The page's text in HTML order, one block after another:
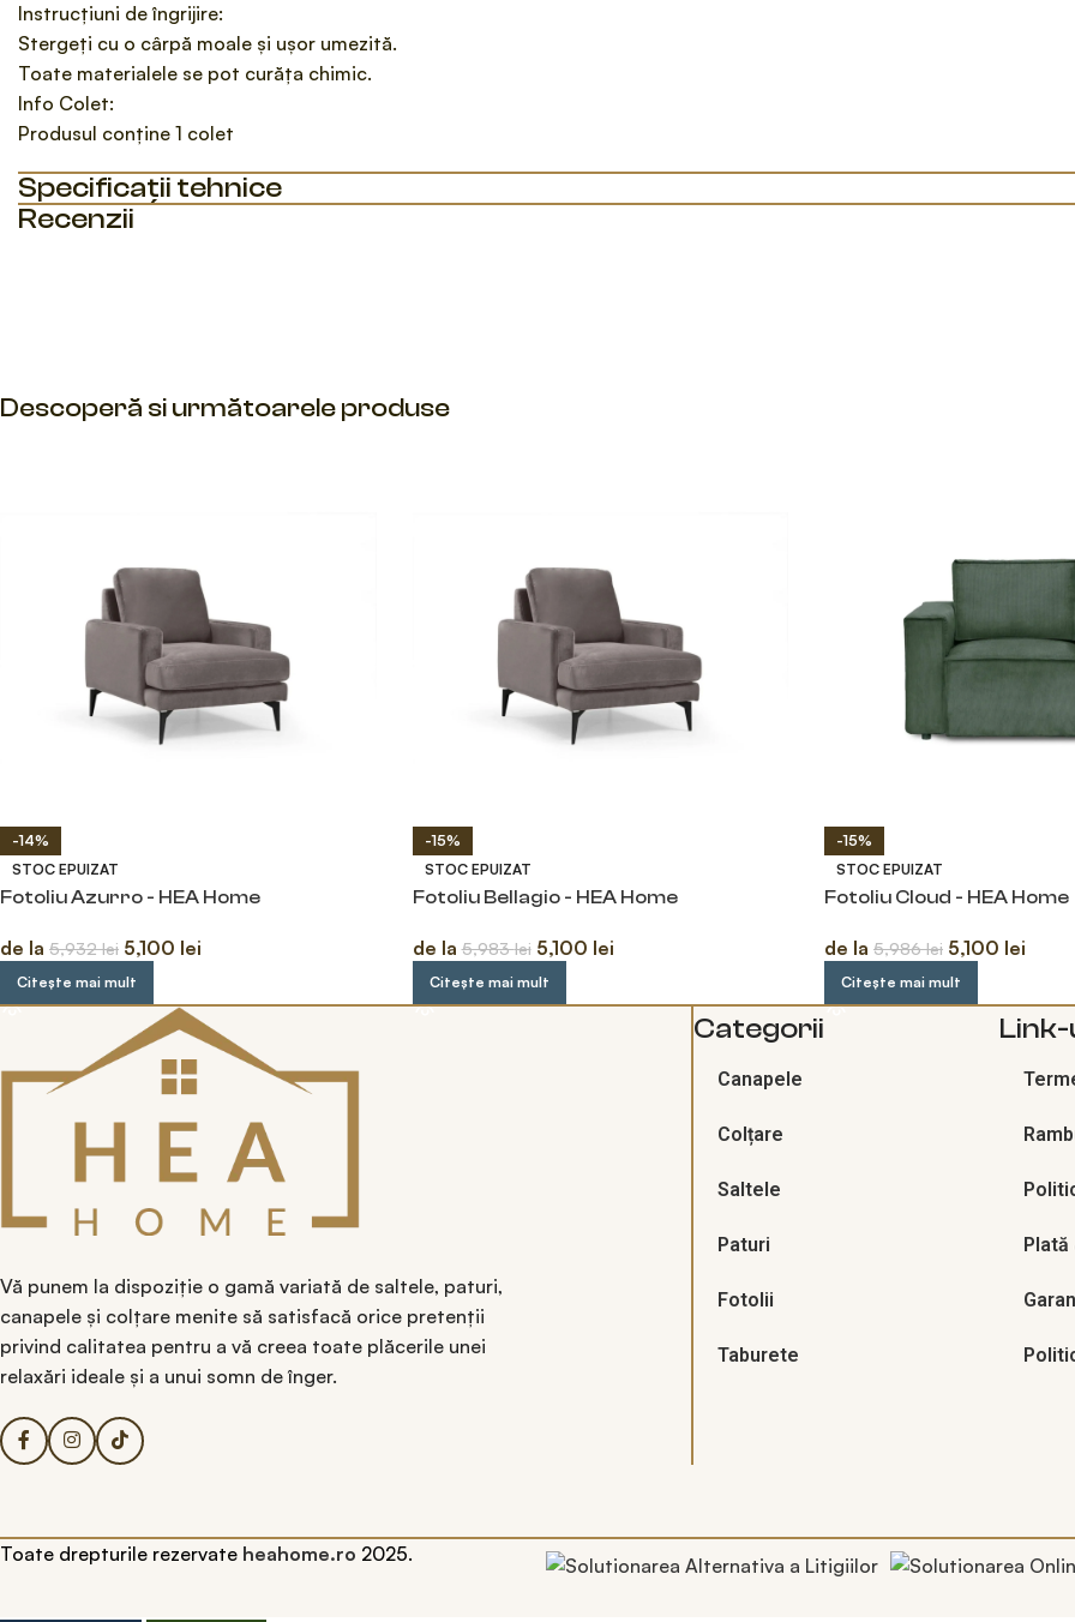
Instrucțiuni de îngrijire:
Stergeți cu o cârpă moale și ușor umezită.
Toate materialele se pot curăța chimic.
Info Colet:
Produsul conține 1 colet
Specificații tehnice
Recenzii
Descoperă si următoarele produse
-14%
STOC EPUIZAT
Fotoliu Azurro - HEA Home
de la 5,932lei 5,100 lei
Citește mai mult
-15%
STOC EPUIZAT
Fotoliu Bellagio - HEA Home
de la5,983lei 5,100 lei
Citește mai mult
-15%
STOC EPUIZAT
Fotoliu Cloud - HEA Home
de la 5,986lei 5,100 lei
Citește mai mult
Vă punem la dispoziție o gamă variată de saltele, paturi,
canapele și colțare menite să satisfacă orice pretenții
privind calitatea pentru a vă creea toate plăcerile unei
relaxări ideale și a unui somn de înger.
Categorii
Canapele
Colțare
Saltele
Paturi
Fotolii
Taburete
Plată
Toate drepturile rezervate heahome.ro 2025.